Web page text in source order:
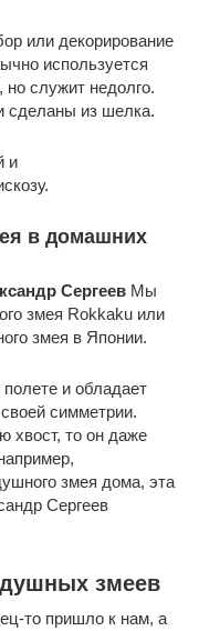
или декорирование
используется
но служит недолго.
сделаны из шелка.
и
в домашних
Сергеев Мы
змея Rokkaku или
змея в Японии.
и обладает
симметрии.
хвост, то он даже
змея дома, эта
Сергеев
змеев
то пришло к нам, а